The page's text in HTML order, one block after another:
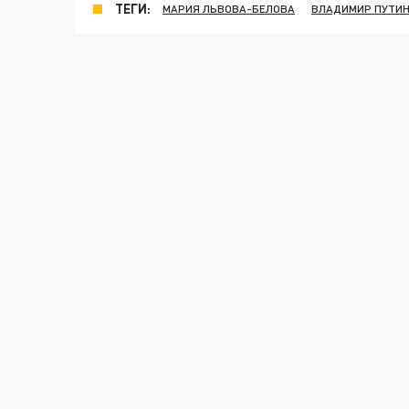
ТЕГИ: МАРИЯ ЛЬВОВА-БЕЛОВА ВЛАДИМИР ПУТИН